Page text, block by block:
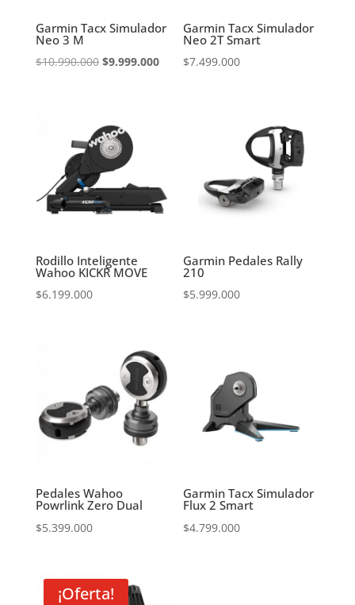
Garmin Tacx Simulador
Neo 3 M
$10.990.000 El
era:
$10.990.000.
$9.999.000El
Garmin Tacx Simulador
Neo 2T Smart
$7.499.000
Rodillo Inteligente
Wahoo KICKR MOVE
$6.199.000
Garmin Pedales Rally
210
$5.999.000
Pedales Wahoo
Powrlink Zero Dual
$5.399.000
Garmin Tacx Simulador
Flux 2 Smart
$4.799.000
¡Oferta!